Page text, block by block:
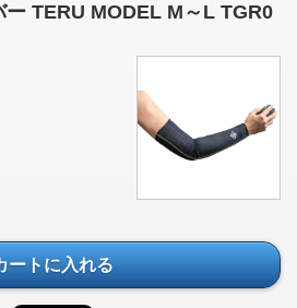
TERU MODEL M～L TGR0
ートに入れる